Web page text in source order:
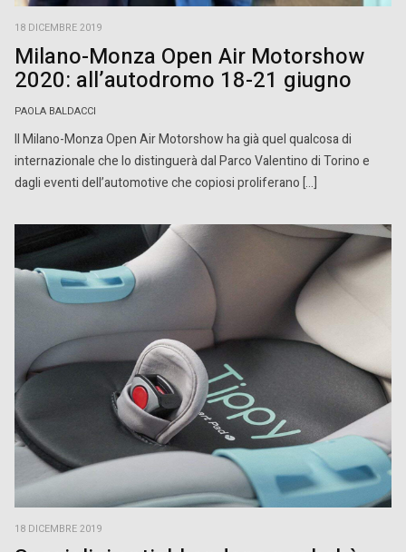
18 DICEMBRE 2019
Milano-Monza Open Air Motorshow
2020: all’autodromo 18-21 giugno
PAOLA BALDACCI
Il Milano-Monza Open Air Motorshow ha già quel qualcosa di
internazionale che lo distinguerà dal Parco Valentino di Torino e
dagli eventi dell’automotive che copiosi proliferano […]
18 DICEMBRE 2019